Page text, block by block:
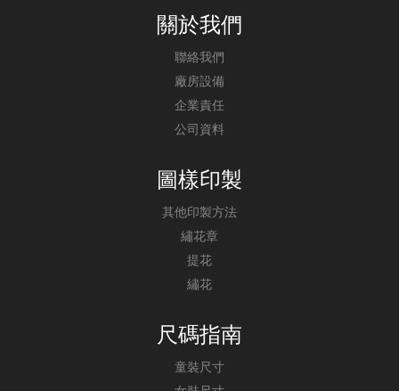
關於我們
聯絡我們
廠房設備
企業責任
公司資料
圖樣印製
其他印製方法
繡花章
提花
繡花
尺碼指南
童裝尺寸